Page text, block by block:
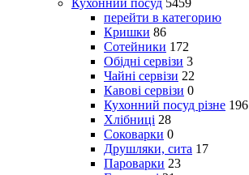
Кухонний посуд 5459
перейти в категорию
Кришки 86
Сотейники 172
Обідні сервізи 3
Чайні сервізи 22
Кавові сервізи 0
Кухонний посуд різне 196
Хлібниці 28
Соковарки 0
Друшляки, сита 17
Пароварки 23